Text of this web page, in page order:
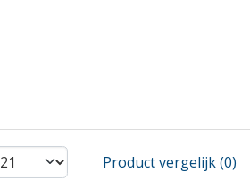
Product vergelijk (0)